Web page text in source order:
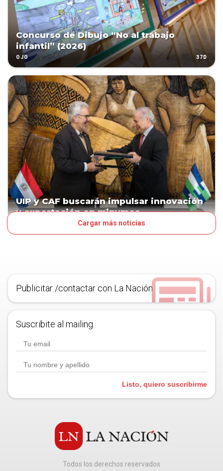
Concurso de Dibujo “No al trabajo
infantil” (2026)
OJO 37D
UIP y CAF buscarán impulsar innovación
y exportación en mipymes
Cargar más noticias
Publicitar /contactar con La Nación
Suscribite al mailing.
Listo, quiero suscribirme
Todos los derechos reservados